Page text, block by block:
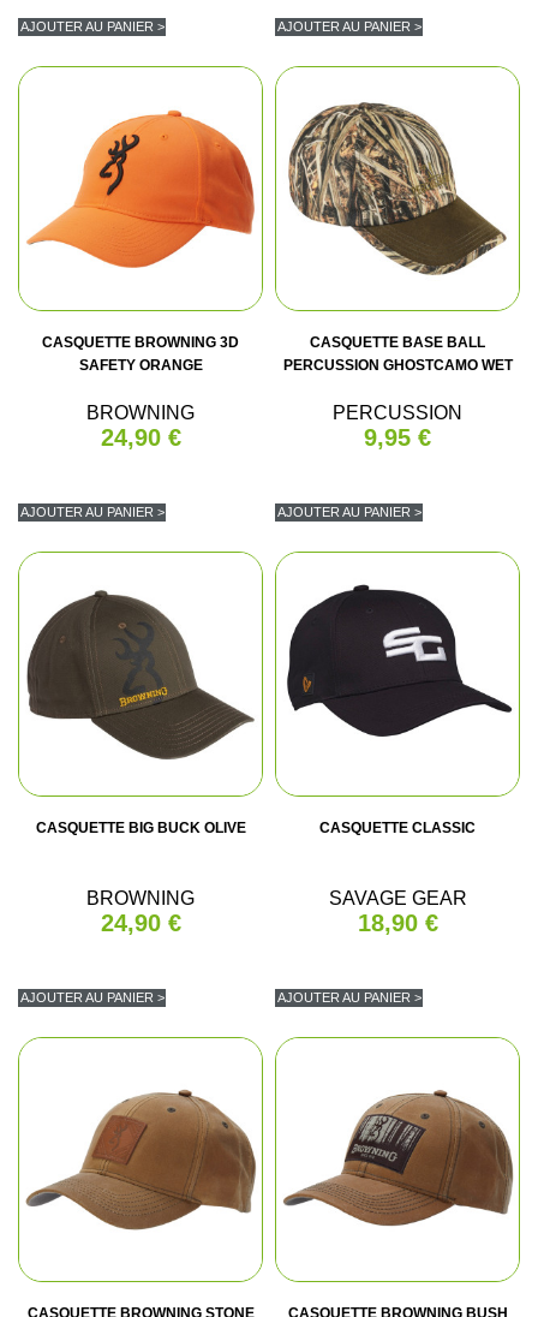
AJOUTER AU PANIER > AJOUTER AU PANIER >
CASQUETTE BROWNING 3D
SAFETY ORANGE
BROWNING
24,90 €
AJOUTER AU PANIER >
CASQUETTE BASE BALL
PERCUSSION GHOSTCAMO WET
PERCUSSION
9,95 €
AJOUTER AU PANIER >
CASQUETTE BIG BUCK OLIVE
BROWNING
24,90 €
AJOUTER AU PANIER >
CASQUETTE CLASSIC
SAVAGE GEAR
18,90 €
AJOUTER AU PANIER >
CASQUETTE BROWNING STONE
CASQUETTE BROWNING BUSH